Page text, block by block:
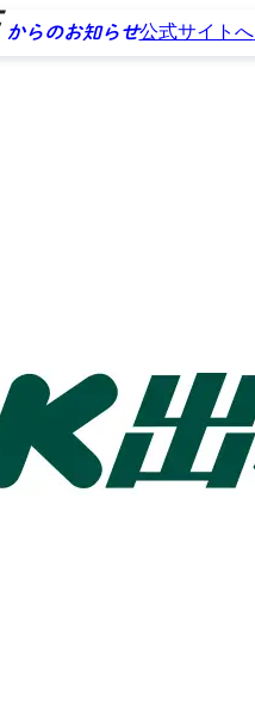
からのお知らせ公式サイトへ